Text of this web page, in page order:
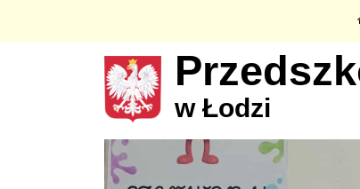
w Łodzi